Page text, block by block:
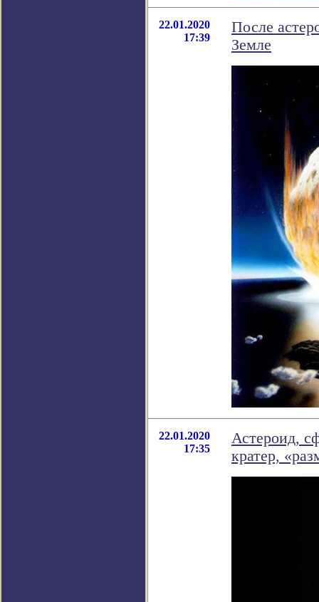
22.01.2020
17:39
После
Земле
22.01.2020
17:35
Астероид,
кратер,